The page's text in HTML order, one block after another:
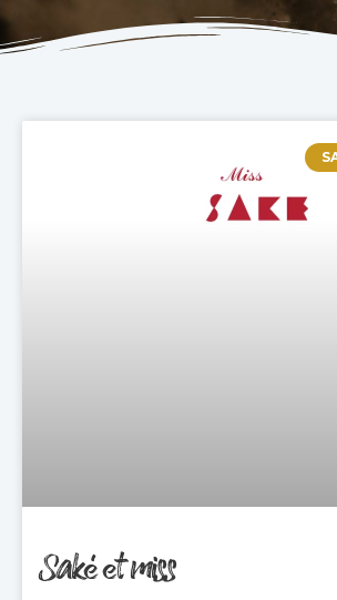
Saké et miss